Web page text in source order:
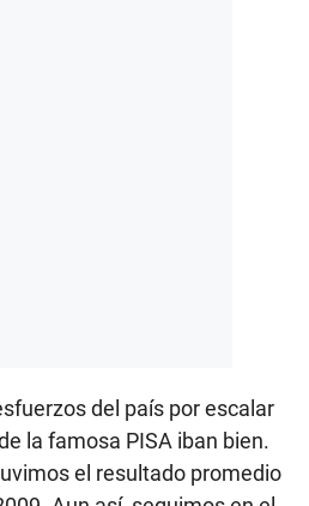
del país por escalar
la famosa PISA iban bien.
el resultado promedio